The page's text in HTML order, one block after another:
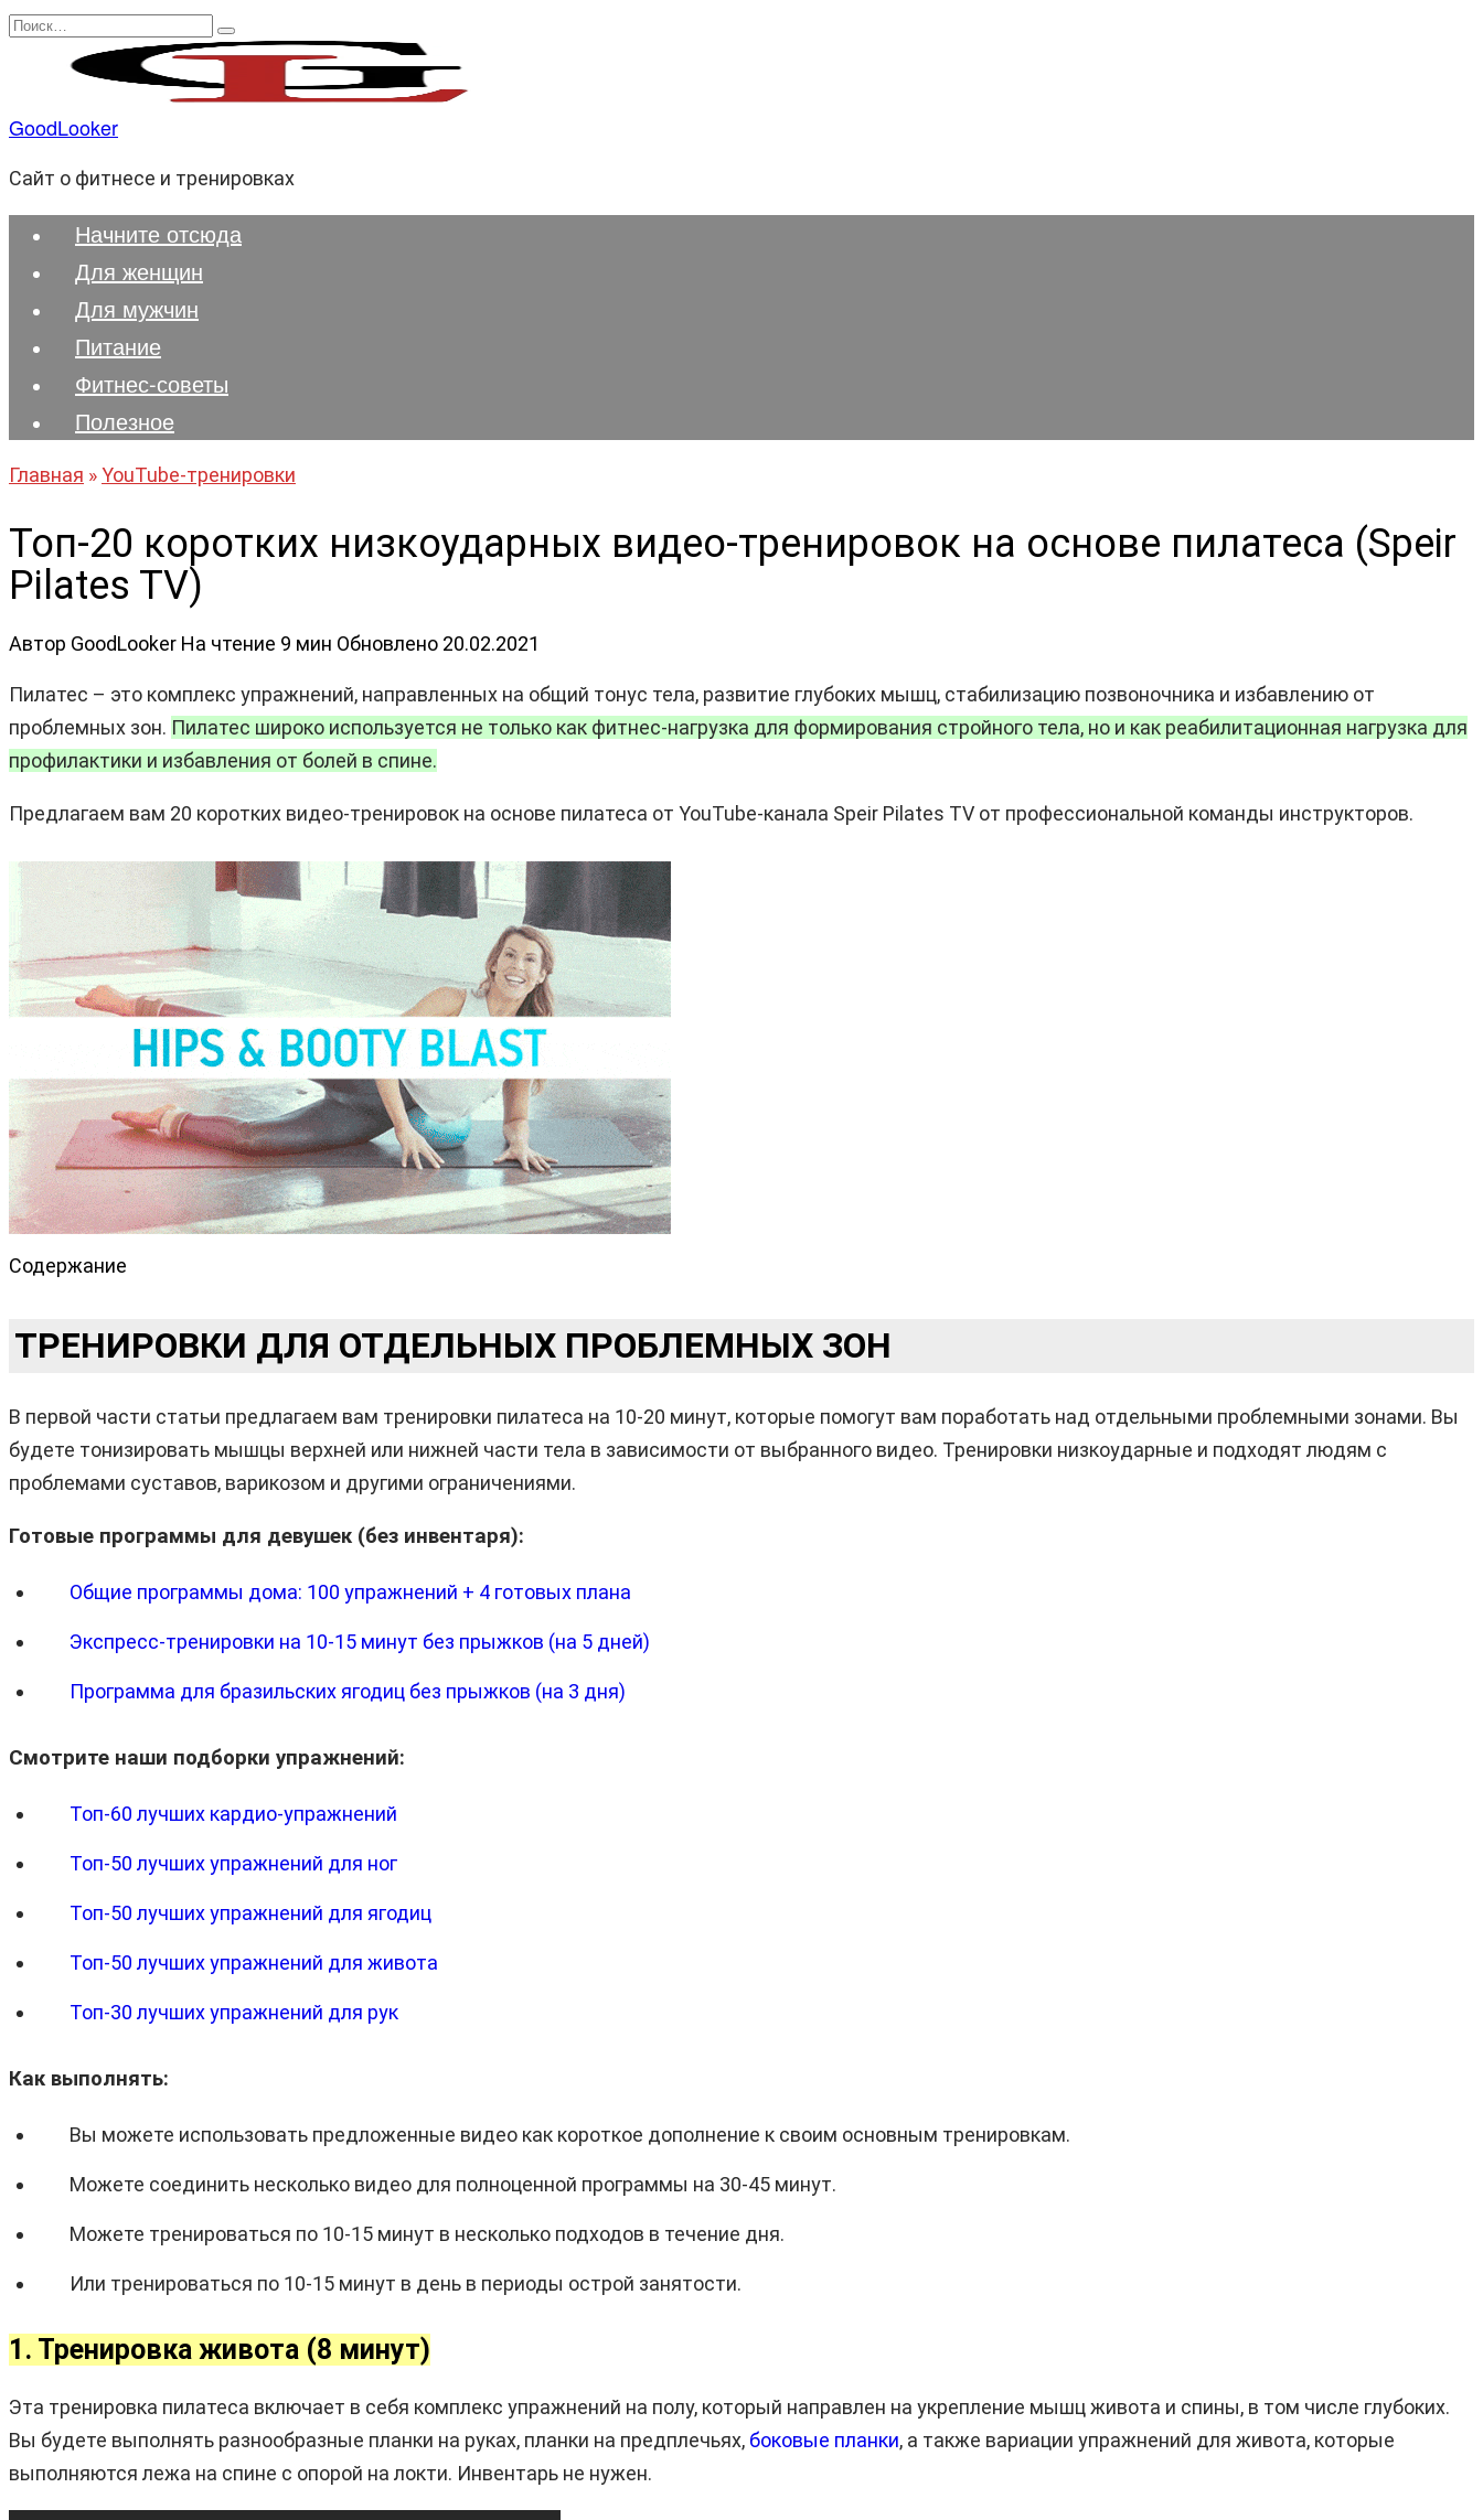
Перейти
содержанию
Search
GoodLooker
Сайт о фитнесе и тренировках
Начните отсюда
Для женщин
Для мужчин
Питание
Фитнес-советы
Полезноe
Главная »YouTube-тренировки
Топ-20 коротких низкоударных видео-тренировок на основе пилатеса (Speir
Pilates TV)
Автор GoodLooker На чтение 9 мин Обновлено 20.02.2021
Пилатес – это комплекс упражнений, направленных на общий тонус тела, развитие глубоких мышц, стабилизацию позвоночника и избавлению от
проблемных зон. Пилатес широко используется не только как фитнес-нагрузка для формирования стройного тела, но и как реабилитационная нагрузка для
профилактики и избавления от болей в спине.
Предлагаем вам 20 коротких видео-тренировок на основе пилатеса от YouTube-канала Speir Pilates TV от профессиональной команды инструкторов.
Содержание
ТРЕНИРОВКИ ДЛЯ ОТДЕЛЬНЫХ ПРОБЛЕМНЫХ ЗОН
В первой части статьи предлагаем вам тренировки пилатеса на 10-20 минут, которые помогут вам поработать над отдельными проблемными зонами. Вы
будете тонизировать мышцы верхней или нижней части тела в зависимости от выбранного видео. Тренировки низкоударные и подходят людям с
проблемами суставов, варикозом и другими ограничениями.
Готовые программы для девушек (без инвентаря):
Общие программы дома: 100 упражнений + 4 готовых плана
Экспресс-тренировки на 10-15 минут без прыжков (на 5 дней)
Программа для бразильских ягодиц без прыжков (на 3 дня)
Смотрите наши подборки упражнений:
Топ-60 лучших кардио-упражнений
Топ-50 лучших упражнений для ног
Топ-50 лучших упражнений для ягодиц
Топ-50 лучших упражнений для живота
Топ-30 лучших упражнений для рук
Как выполнять:
Вы можете использовать предложенные видео как короткое дополнение к своим основным тренировкам.
Можете соединить несколько видео для полноценной программы на 30-45 минут.
Можете тренироваться по 10-15 минут в несколько подходов в течение дня.
Или тренироваться по 10-15 минут в день в периоды острой занятости.
1. Тренировка живота (8 минут)
Эта тренировка пилатеса включает в себя комплекс упражнений на полу, который направлен на укрепление мышц живота и спины, в том числе глубоких.
Вы будете выполнять разнообразные планки на руках, планки на предплечьях, боковые планки, а также вариации упражнений для живота, которые
выполняются лежа на спине с опорой на локти. Инвентарь не нужен.